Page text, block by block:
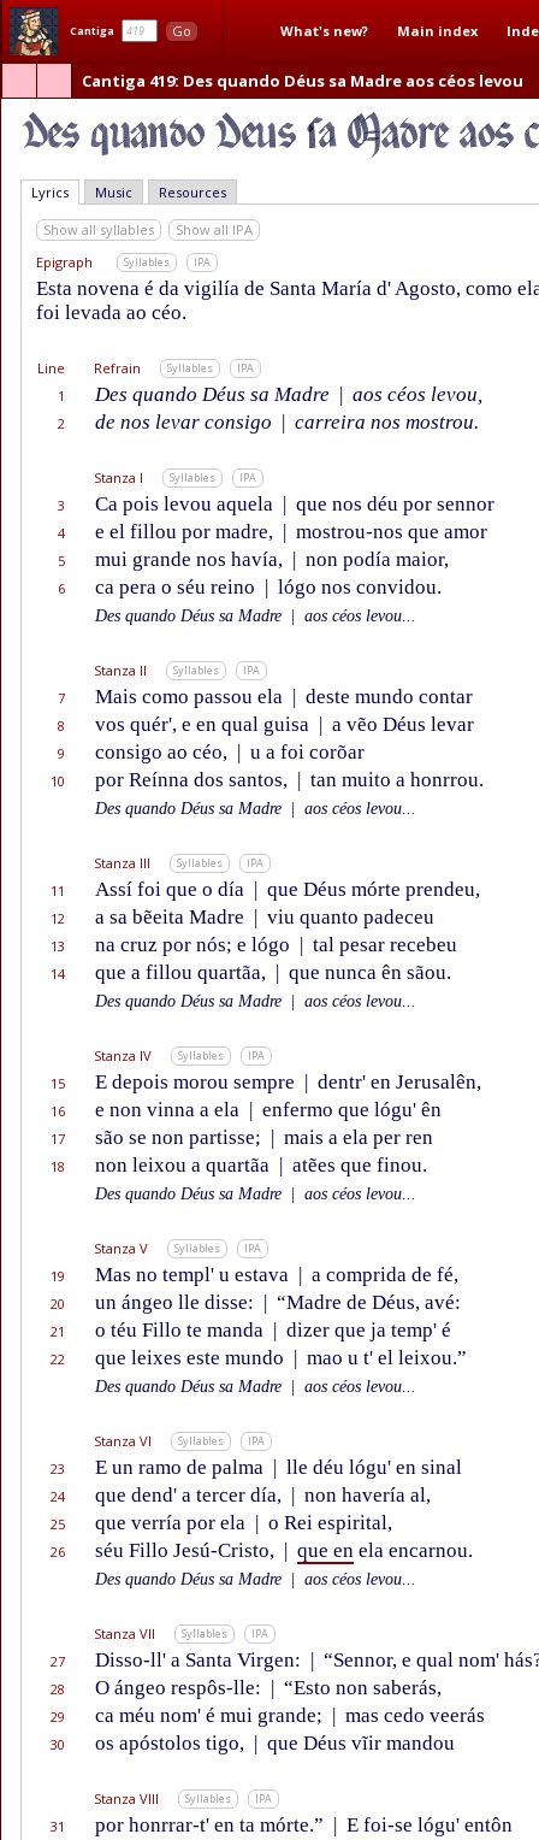
Cantiga Go What's new? Main index
Cantiga 419: Des quando Déus sa Madre aos céos levou
Lyrics Music Resources
Show all syllables
Show all IPA
Epigraph
Syllables IPA
Esta novena é da vigilía de Santa María d' Agosto, como
foi levada ao céo.
Line Refrain Syllables IPA
1 Des quando Déus sa Madre | aos céos levou,
2 de nos levar consigo | carreira nos mostrou.
Stanza I Syllables IPA
3 Ca pois levou aquela | que nos déu por sennor
4 e el fillou por madre, | mostrou-nos que amor
5 mui grande nos havía, | non podía maior,
6 ca pera o séu reino | lógo nos convidou.
Des quando Déus sa Madre aos céos levou...
Stanza II Syllables IPA
7 Mais como passou ela | deste mundo contar
8 vos quér', e en qual guisa | a vẽo Déus levar
9 consigo ao céo, | u a foi corõar
10 por Reínna dos santos, | tan muito a honrrou.
Des quando Déus sa Madre aos céos levou...
Stanza III Syllables IPA
11 Assí foi que o día | que Déus mórte prendeu,
12 a sa bẽeita Madre | viu quanto padeceu
13 na cruz por nós; e lógo | tal pesar recebeu
14 que a fillou quartãa, | que nunca ên sãou.
Des quando Déus sa Madre aos céos levou...
Stanza IV Syllables IPA
15 E depois morou sempre | dentr' en Jerusalên,
16 e non vinna a ela | enfermo que lógu' ên
17 são se non partisse; | mais a ela per ren
18 non leixou a quartãa | atẽes que finou.
Des quando Déus sa Madre aos céos levou...
Stanza V Syllables IPA
19 Mas no templ' u estava | a comprida de fé,
20 un ángeo lle disse: | “Madre de Déus, avé:
21 o téu Fillo te manda | dizer que ja temp' é
22 que leixes este mundo | mao u t' el leixou.”
Des quando Déus sa Madre aos céos levou...
Stanza VI Syllables IPA
23 E un ramo de palma | lle déu lógu' en sinal
24 que dend' a tercer día, | non havería al,
25 que verría por ela | o Rei espirital,
26 séu Fillo Jesú-Cristo, | que en ela encarnou.
Des quando Déus sa Madre aos céos levou...
Stanza VII Syllables IPA
27 Disso-ll' a Santa Virgen: | “Sennor, e qual nom'
28 O ángeo respôs-lle: | “Esto non saberás,
29 ca méu nom' é mui grande; | mas cedo veerás
30 os apóstolos tigo, | que Déus vĩir mandou
Stanza VIII Syllables IPA
31 por honrrar-t' en ta mórte.” | E foi-se lógu' entôn